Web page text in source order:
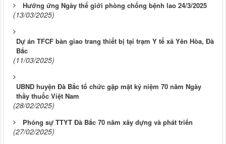
Hưởng ứng Ngày thế giới phòng chống bệnh lao 24/3/2025
(13/03/2025)
Dự án TFCF bàn giao trang thiết bị tại trạm Y tế xã Yên Hòa, Đà
Bắc
(11/03/2025)
UBND huyện Đà Bắc tổ chức gặp mặt kỷ niệm 70 năm Ngày
thầy thuốc Việt Nam
(28/02/2025)
Phóng sự TTYT Đà Bắc 70 năm xây dựng và phát triển
(27/02/2025)